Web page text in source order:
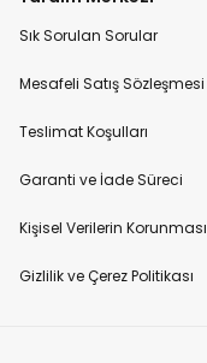
Sık Sorulan Sorular
Mesafeli Satış Sözleşmesi
Teslimat Koşulları
Garanti ve İade Süreci
Kişisel Verilerin Korunması
Gizlilik ve Çerez Politikası